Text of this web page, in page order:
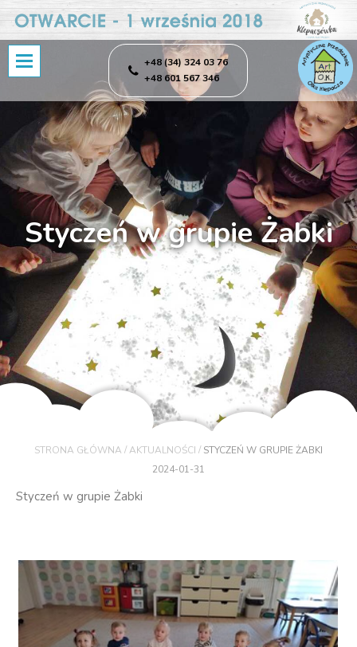
+48 (34) 324 03 76
+48 601 567 346
Styczeń w grupie Żabki
STRONA GŁÓWNA /AKTUALNOŚCI /STYCZEŃ W GRUPIE ŻABKI
2024-01-31
Styczeń w grupie Żabki